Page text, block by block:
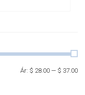
Ár: $ 28.00 — $ 37.00